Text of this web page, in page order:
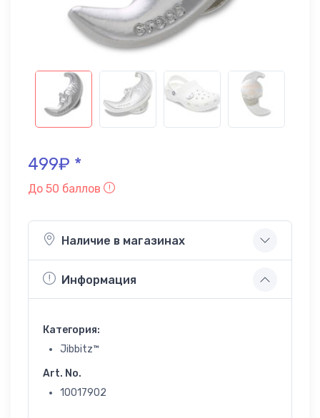
499₽ *
До 50 баллов
Наличие в магазинах
Информация
Категория:
Jibbitz™
Art. No.
10017902